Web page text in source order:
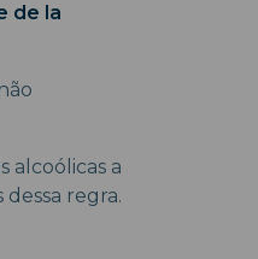
de la
alcoólicas a
dessa regra.